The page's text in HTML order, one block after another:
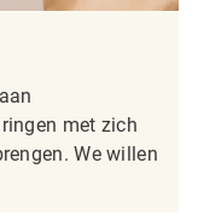
met zich
We willen